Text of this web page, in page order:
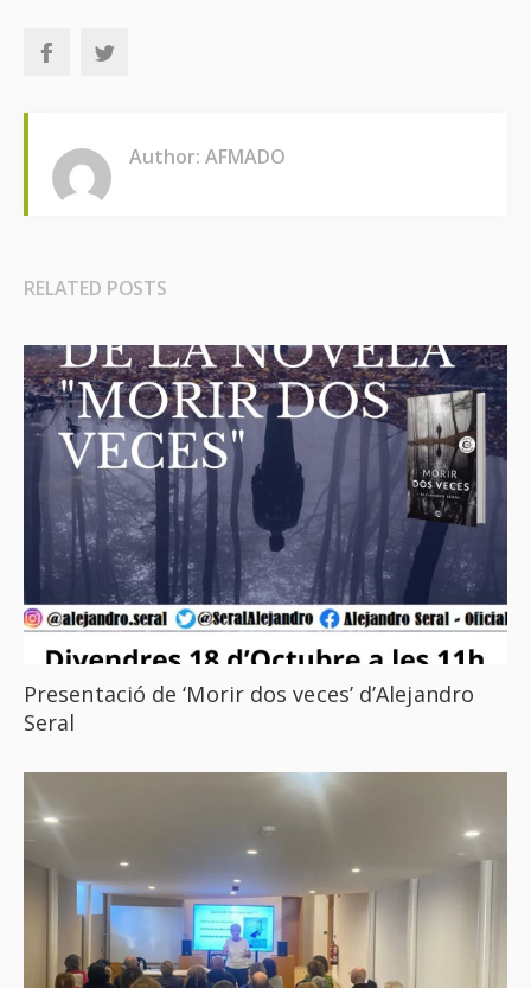
Author: AFMADO
RELATED POSTS
Presentació de ‘Morir dos veces’ d’Alejandro
Seral